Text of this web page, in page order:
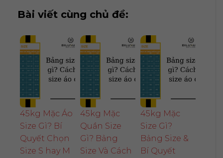
Bài viết cùng chủ đề:
45kg Mặc Áo
Size Gì? Bí
Quyết Chọn
Size S hay M
45kg Mặc
Quần Size
Gì? Bảng
Size Và Cách
45kg Mặc
Size Gì?
Bảng Size &
Bí Quyết